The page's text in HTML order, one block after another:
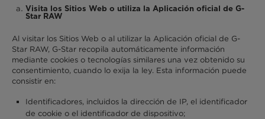
Visita los Sitios Web o utiliza la Aplicación oficial de G-
Star RAW
Al visitar los Sitios Web o al utilizar la Aplicación oficial de G-
Star RAW, G-Star recopila automáticamente información
mediante cookies o tecnologías similares una vez obtenido su
consentimiento, cuando lo exija la ley. Esta información puede
consistir en:
Identificadores, incluidos la dirección de IP, el identificador
de cookie o el identificador de dispositivo;